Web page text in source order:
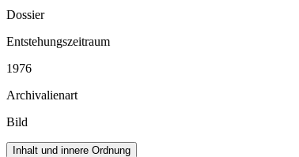
Dossier
Entstehungszeitraum
1976
Archivalienart
Bild
Inhalt und innere Ordnung